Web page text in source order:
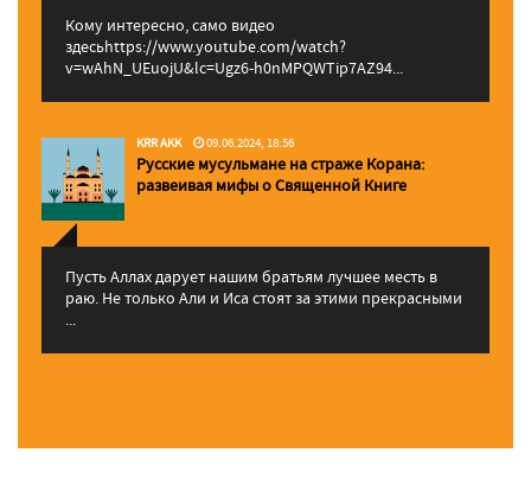
Кому интересно, само видео
здесьhttps://www.youtube.com/watch?
v=wAhN_UEuojU&lc=Ugz6-h0nMPQWTip7AZ94...
KRR AKK 09.06.2024, 18:56
Русские мусульмане на страже Корана:
pазвеивая мифы о Священной Книге
Пусть Аллах дарует нашим братьям лучшее месть в
раю. Не только Али и Иса стоят за этими прекрасными
...